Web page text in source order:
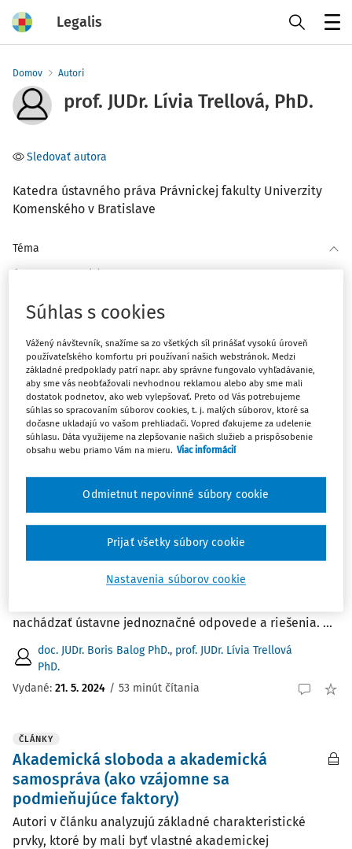
Legalis
Domov Autori
prof. JUDr. Lívia Trellová, PhD.
Sledovať autora
Katedra ústavného práva Právnickej fakulty Univerzity
Komenského v Bratislave
Téma
(2)
Filter
Počet vyhľadaných dokumentov:3
Zoradiť podľa:
Najnovšie Najstaršie
Kontrola poverenej vlády bez dôvery zo
strany ústavného súdu
Obmedzená skúsenosť s výkonom právomocí vlády
Slovenskej republiky v režime čl. 115 ods. 3 Ústavy
Slovenskej republiky v spojení s faktickou dobou trvania
nachádzať ústavne jednoznačné odpovede a riešenia. ...
doc. JUDr. Boris Balog PhD., prof. JUDr. Lívia Trellová
PhD.
Vydané: 21. 5. 2024 / 53 minút čítania
ČLÁNKY
Akademická sloboda a akademická
samospráva (ako vzájomne sa
podmieňujúce faktory)
Autori v článku analyzujú základné charakteristické
prvky, ktoré by mali byť vlastné akademickej
Súhlas s cookies
Vážený návštevník, snažíme sa zo všetkých síl prinášať vysokú úroveň
používateľského komfortu pri používaní našich webstránok. Medzi
základné predpoklady patrí napr. aby správne fungovalo vyhľadávanie,
aby sme vás neobťažovali nevhodnou reklamou alebo aby sme mali
dostatok podnetov, ako web vylepšovať. Preto od Vás potrebujeme
súhlas so spracovaním súborov cookies, t. j. malých súborov, ktoré sa
dočasne ukladajú vo vašom prehliadači. Vopred ďakujeme za udelenie
súhlasu. Dáta využijeme na zlepšovanie našich služieb a prispôsobenie
obsahu webu priamo Vám na mieru. Viac informácií
Nastavenia súborov cookie
Odmietnut nepovinné súbory cookie
Prijať všetky súbory cookie